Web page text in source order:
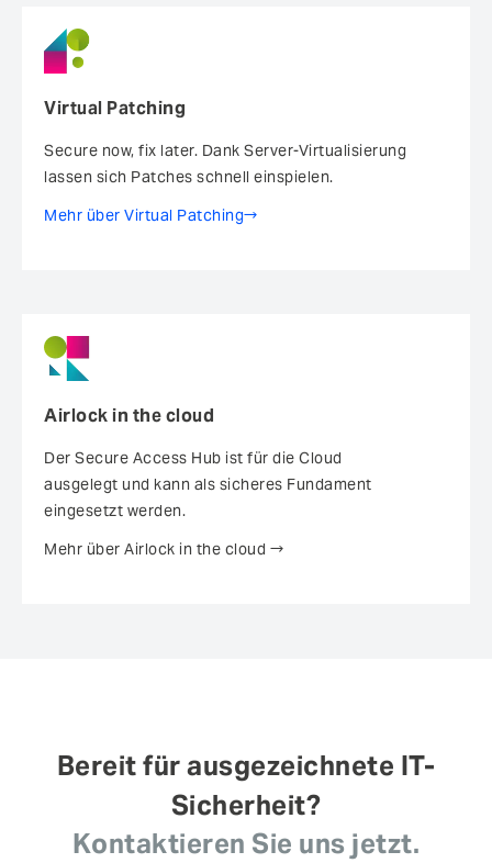
Virtual Patching
Secure now, fix later. Dank Server-Virtualisierung
lassen sich Patches schnell einspielen.
Mehr über Virtual Patching
Airlock in the cloud
Der Secure Access Hub ist für die Cloud
ausgelegt und kann als sicheres Fundament
eingesetzt werden.
Mehr über Airlock in the cloud
Bereit für ausgezeichnete IT-
Sicherheit?
Kontaktieren Sie uns jetzt.